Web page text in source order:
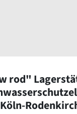
rod"
Köln-